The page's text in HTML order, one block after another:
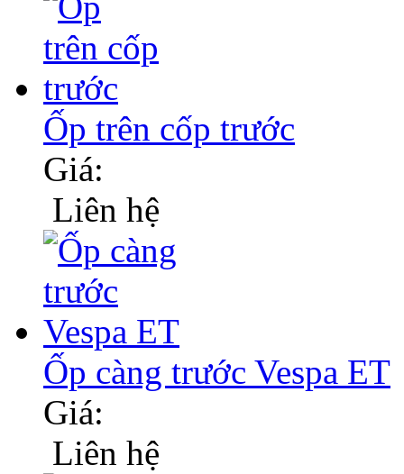
Ốp trên cốp trước
Giá:
Liên hệ
Ốp càng trước Vespa ET
Giá:
Liên hệ